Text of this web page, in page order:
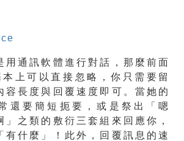
用通訊軟體進行對話，那麼前面
上可以直接忽略，你只需要留
容長度與回覆速度即可。當她的
還要簡短扼要，或是祭出「嗯
」之類的敷衍三套組來回應你，
有什麼」！此外，回覆訊息的速